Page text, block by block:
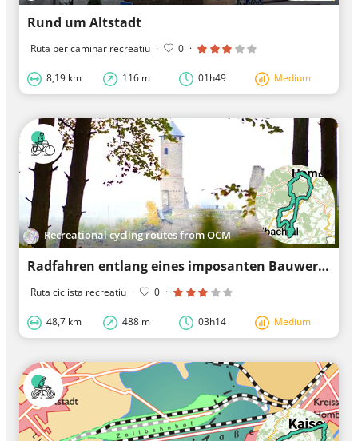
Rund um Altstadt
Ruta per caminar recreatiu · 0 ·
8,19 km 116 m 01h49 Medium
Recreational cycling routes from OCM
Radfahren entlang eines imposanten Bauwerks: Burg Kirkel
Ruta ciclista recreatiu · 0 ·
48,7 km 488 m 03h14 Medium